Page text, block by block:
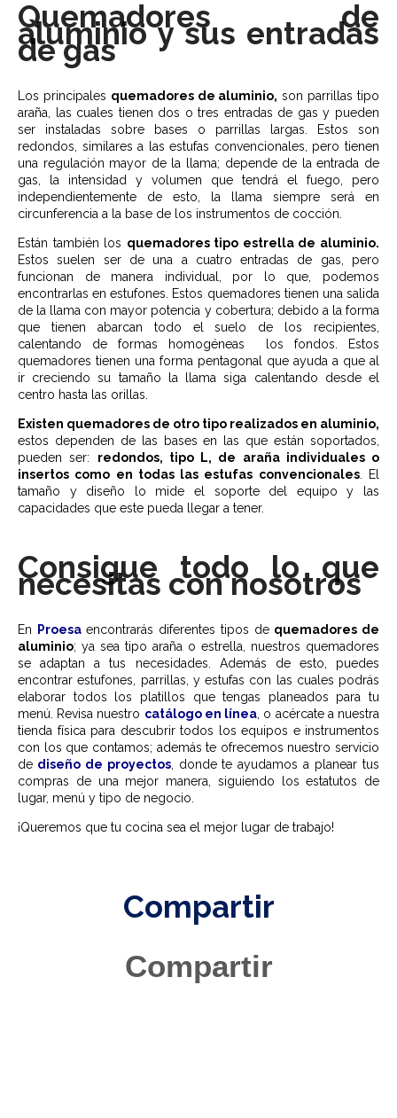
Quemadores de
aluminio y sus entradas
de gas
Los principales quemadores de aluminio, son parrillas tipo
araña, las cuales tienen dos o tres entradas de gas y pueden
ser instaladas sobre bases o parrillas largas. Estos son
redondos, similares a las estufas convencionales, pero tienen
una regulación mayor de la llama; depende de la entrada de
gas, la intensidad y volumen que tendrá el fuego, pero
independientemente de esto, la llama siempre será en
circunferencia a la base de los instrumentos de cocción.
Están también los quemadores tipo estrella de aluminio.
Estos suelen ser de una a cuatro entradas de gas, pero
funcionan de manera individual, por lo que, podemos
encontrarlas en estufones. Estos quemadores tienen una salida
de la llama con mayor potencia y cobertura; debido a la forma
que tienen abarcan todo el suelo de los recipientes,
calentando de formas homogéneas los fondos. Estos
quemadores tienen una forma pentagonal que ayuda a que al
ir creciendo su tamaño la llama siga calentando desde el
centro hasta las orillas.
Existen quemadores de otro tipo realizados en aluminio,
estos dependen de las bases en las que están soportados,
pueden ser: redondos, tipo L, de araña individuales o
insertos como en todas las estufas convencionales. El
tamaño y diseño lo mide el soporte del equipo y las
capacidades que este pueda llegar a tener.
Consigue todo lo que
necesitas con nosotros
En Proesaencontrarás diferentes tipos de quemadores de
aluminio; ya sea tipo araña o estrella, nuestros quemadores
se adaptan a tus necesidades. Además de esto, puedes
encontrar estufones, parrillas, y estufas con las cuales podrás
elaborar todos los platillos que tengas planeados para tu
menú. Revisa nuestro catálogo en línea , o acércate a nuestra
tienda física para descubrir todos los equipos e instrumentos
con los que contamos; además te ofrecemos nuestro servicio
de diseño de proyectos, donde te ayudamos a planear tus
compras de una mejor manera, siguiendo los estatutos de
lugar, menú y tipo de negocio.
¡Queremos que tu cocina sea el mejor lugar de trabajo!
Compartir
Compartir